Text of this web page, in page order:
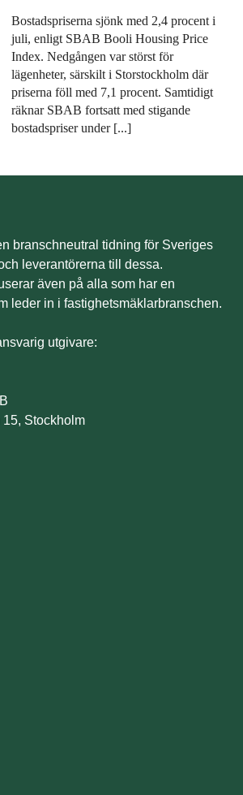
Bostadspriserna sjönk med 2,4 procent i
juli, enligt SBAB Booli Housing Price
Index. Nedgången var störst för
lägenheter, särskilt i Storstockholm där
priserna föll med 7,1 procent. Samtidigt
räknar SBAB fortsatt med stigande
bostadspriser under [...]
branschneutral tidning för Sveriges
leverantörerna till dessa.
även på alla som har en
leder in i fastighetsmäklarbranschen.
utgivare:
Stockholm